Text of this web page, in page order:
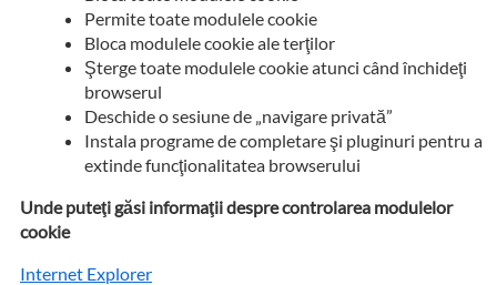
Permite toate modulele cookie
Bloca modulele cookie ale terţilor
Şterge toate modulele cookie atunci când închideţi
browserul
Deschide o sesiune de „navigare privată”
Instala programe de completare şi pluginuri pentru a
extinde funcţionalitatea browserului
Unde puteţi găsi informaţii despre controlarea modulelor
cookie
Internet Explorer